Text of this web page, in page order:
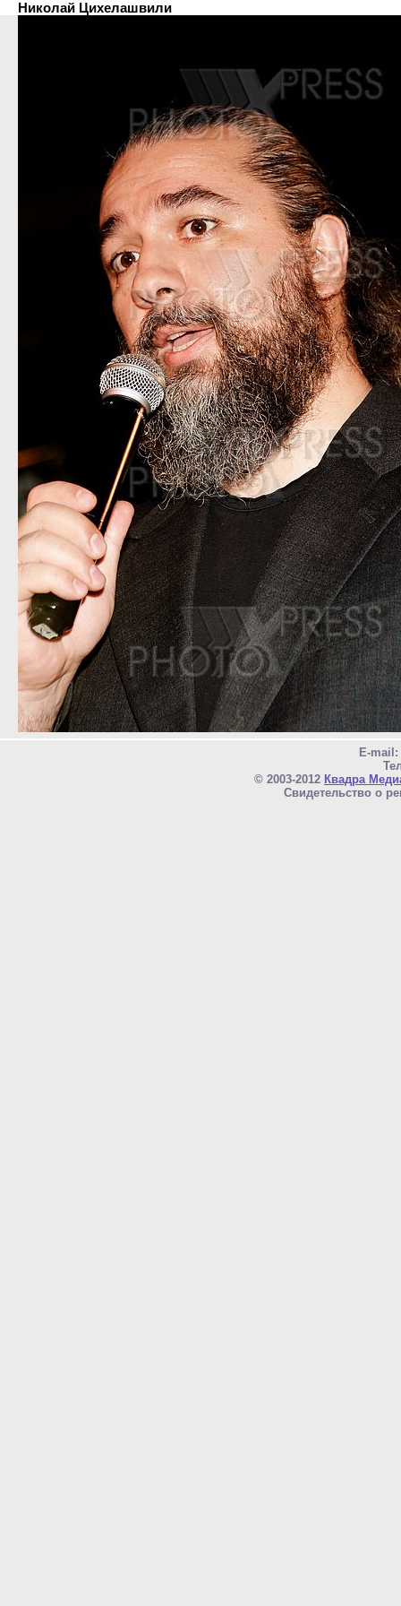
Николай Цихелашвили
E-mail:
© 2003-2012 Квадра
Свидетельство о